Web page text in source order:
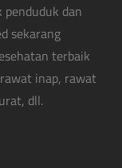
dan
sekarang
terbaik
inap, rawat
dll.